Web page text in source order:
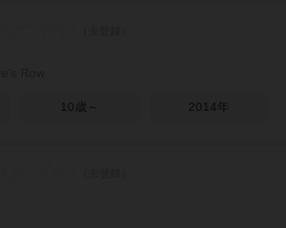
10歳～ 2014年